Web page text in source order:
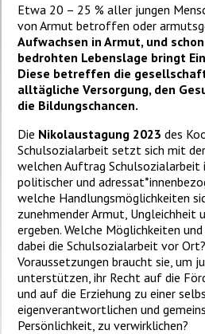
Etwa 20 – 25 % aller jungen
von Armut betroffen oder
Aufwachsen in Armut, und
bedrohten Lebenslage bringt
Diese betreffen die
alltägliche Versorgung, den
die Bildungschancen.
Die Nikolaustagung 2023 des
Schulsozialarbeit setzt sich mit der
welchen Auftrag Schulsozialarbeit
politischer und
welche Handlungsmöglichkeiten
zunehmender Armut, Ungleichheit
ergeben. Welche Möglichkeiten
dabei die Schulsozialarbeit vor
Voraussetzungen braucht sie, um
unterstützen, ihr Recht auf die
und auf die Erziehung zu einer
eigenverantwortlichen und
Persönlichkeit, zu verwirklichen?